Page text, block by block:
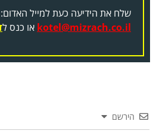
שלח את הידיעה כעת למייל האדום:
kotel@mizrach.co.ilאו כנס לדף
הירשם